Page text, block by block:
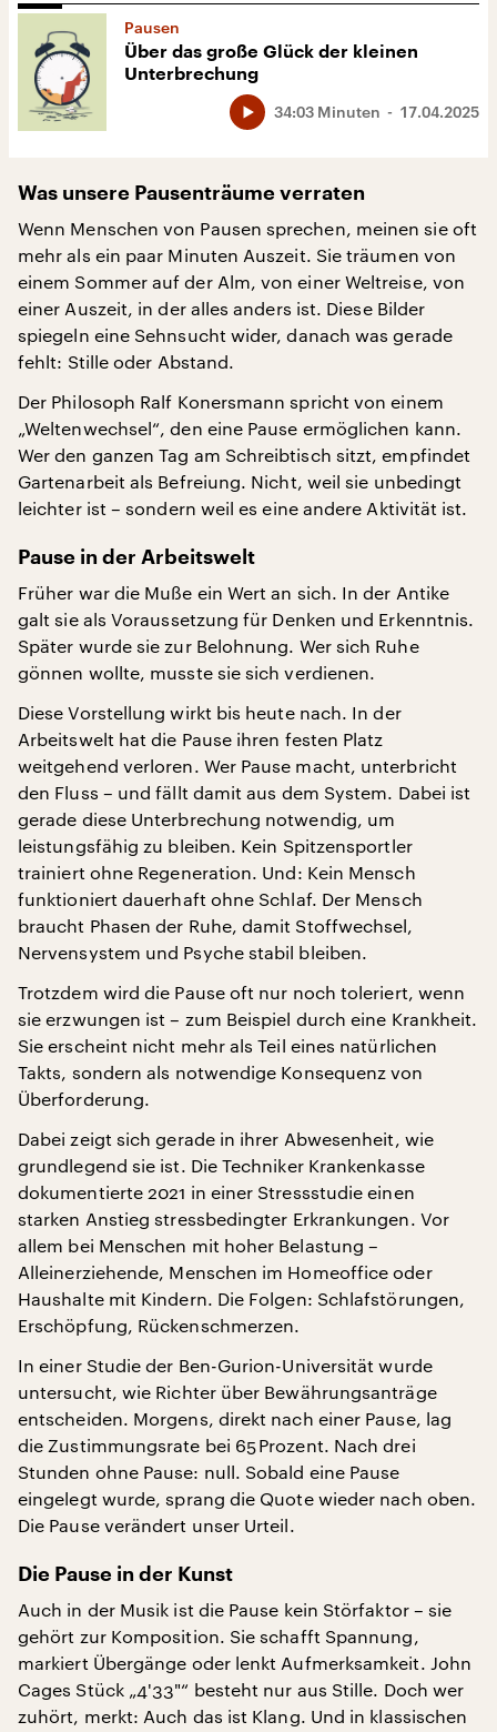
Pausen
Über das große Glück der kleinen
Unterbrechung
17.04.2025
34:03 Minuten
Was unsere Pausenträume verraten
Wenn Menschen von Pausen sprechen, meinen sie oft
mehr als ein paar Minuten Auszeit. Sie träumen von
einem Sommer auf der Alm, von einer Weltreise, von
einer Auszeit, in der alles anders ist. Diese Bilder
spiegeln eine Sehnsucht wider, danach was gerade
fehlt: Stille oder Abstand.
Der Philosoph Ralf Konersmann spricht von einem
„Weltenwechsel“, den eine Pause ermöglichen kann.
Wer den ganzen Tag am Schreibtisch sitzt, empfindet
Gartenarbeit als Befreiung. Nicht, weil sie unbedingt
leichter ist – sondern weil es eine andere Aktivität ist.
Pause in der Arbeitswelt
Früher war die Muße ein Wert an sich. In der Antike
galt sie als Voraussetzung für Denken und Erkenntnis.
Später wurde sie zur Belohnung. Wer sich Ruhe
gönnen wollte, musste sie sich verdienen.
Diese Vorstellung wirkt bis heute nach. In der
Arbeitswelt hat die Pause ihren festen Platz
weitgehend verloren. Wer Pause macht, unterbricht
den Fluss – und fällt damit aus dem System. Dabei ist
gerade diese Unterbrechung notwendig, um
leistungsfähig zu bleiben. Kein Spitzensportler
trainiert ohne Regeneration. Und: Kein Mensch
funktioniert dauerhaft ohne Schlaf. Der Mensch
braucht Phasen der Ruhe, damit Stoffwechsel,
Nervensystem und Psyche stabil bleiben.
Trotzdem wird die Pause oft nur noch toleriert, wenn
sie erzwungen ist – zum Beispiel durch eine Krankheit.
Sie erscheint nicht mehr als Teil eines natürlichen
Takts, sondern als notwendige Konsequenz von
Überforderung.
Dabei zeigt sich gerade in ihrer Abwesenheit, wie
grundlegend sie ist. Die Techniker Krankenkasse
dokumentierte 2021 in einer Stressstudie einen
starken Anstieg stressbedingter Erkrankungen. Vor
allem bei Menschen mit hoher Belastung –
Alleinerziehende, Menschen im Homeoffice oder
Haushalte mit Kindern. Die Folgen: Schlafstörungen,
Erschöpfung, Rückenschmerzen.
In einer Studie der Ben-Gurion-Universität wurde
untersucht, wie Richter über Bewährungsanträge
entscheiden. Morgens, direkt nach einer Pause, lag
die Zustimmungsrate bei 65 Prozent. Nach drei
Stunden ohne Pause: null. Sobald eine Pause
eingelegt wurde, sprang die Quote wieder nach oben.
Die Pause verändert unser Urteil.
Die Pause in der Kunst
Auch in der Musik ist die Pause kein Störfaktor – sie
gehört zur Komposition. Sie schafft Spannung,
markiert Übergänge oder lenkt Aufmerksamkeit. John
Cages Stück „4'33"“ besteht nur aus Stille. Doch wer
zuhört, merkt: Auch das ist Klang. Und in klassischen